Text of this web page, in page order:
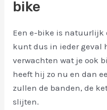
bike
Een e-bike is natuurlijk
kunt dus in ieder geval
verwachten wat je ook
heeft hij zo nu en dan
zullen de banden, de
slijten.